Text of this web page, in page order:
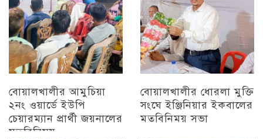
বোয়ালখালীর আমুচিয়া
২নং ওয়ার্ডে ইউপি
চেয়ারম্যান প্রার্থী জয়নালের
মতবিনিময়
বোয়ালখালীর ধোরলা মুক্তি
সংঘে ইঞ্জিনিয়ার ইকবালের
মতবিনিময় সভা